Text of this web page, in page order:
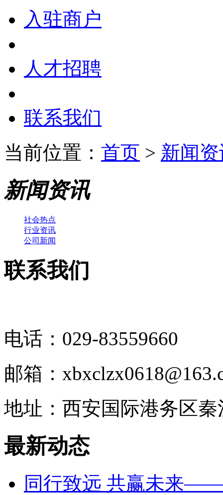
入驻商户
人才招聘
联系我们
当前位置： 首页 > 新闻
新闻资讯
社会热点
行业资讯
公司新闻
联系我们
电话：029-83559660
邮箱：
地址：西安国际港务区秦
最新动态
同行致远 共赢未来